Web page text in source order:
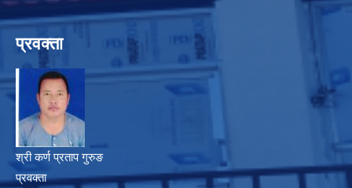
प्रवक्ता
श्री कर्ण प्रताप गुरुङ
प्रवक्ता